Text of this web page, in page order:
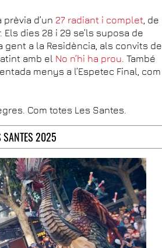
prèvia d’un 27 radiant i complet , de
dies 28 i 29 se’ls suposa de
a la Residència, als convits de
amb el No n’hi ha prou . També
menys a l’Espetec Final, com
Com totes Les Santes.
SANTES 2025